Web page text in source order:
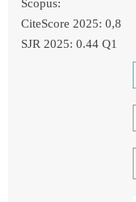
Scopus:
CiteScore 2025: 0,8
SJR 2025: 0.44 Q1